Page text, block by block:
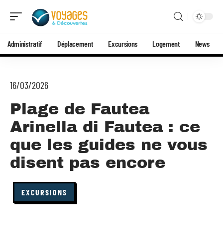
Administratif Déplacement Excursions Logement News
16/03/2026
Plage de Fautea
Arinella di Fautea : ce
que les guides ne vous
disent pas encore
EXCURSIONS